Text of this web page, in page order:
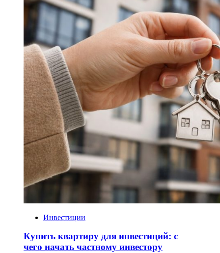
Инвестиции
Купить квартиру для инвестиций: с
чего начать частному инвестору